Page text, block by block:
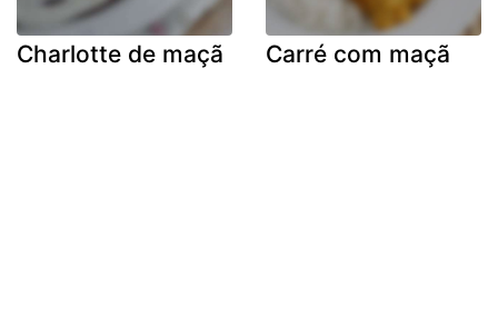
Charlotte de maçã Carré com maçã